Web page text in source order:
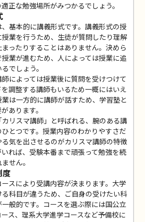
正な勉強場所がみつかるでしょう。
基本的に講義形式です。講義形式の授
業を行うため、生徒が質問したり理解
ったりすることはありません。決めら
業が進むため、人によっては授業に追
でしょう。
によっては授業後に質問を受けつけて
調整する講師もいるため一概にはいえ
は一方的に講師が話すため、学習塾と
あります。
リスマ講師」と呼ばれる、腕のある講
とつです。授業内容のわかりやすさだ
気を出させるのがカリスマ講師の特徴
れば、受験本番まで頑張って勉強を続
せん。
度
スにより受講内容が決まります。大学
科目が違うため、ご自身の受けたい科
般的です。コースを選ぶ際には国公立
ス、理系大学進学コースなど予備校に